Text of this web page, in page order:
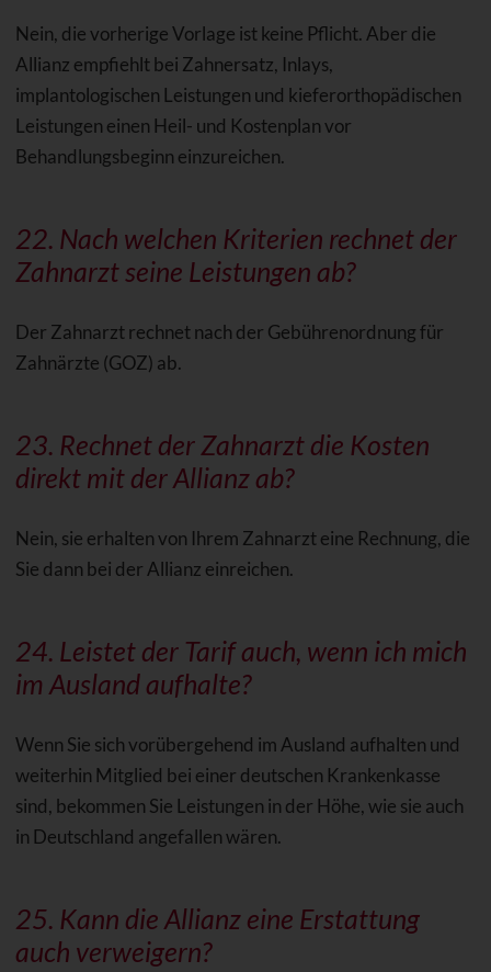
Nein, die vorherige Vorlage ist keine Pflicht. Aber die
Allianz empfiehlt bei Zahnersatz, Inlays,
implantologischen Leistungen und kieferorthopädischen
Leistungen einen Heil- und Kostenplan vor
Behandlungsbeginn einzureichen.
22. Nach welchen Kriterien rechnet der
Zahnarzt seine Leistungen ab?
Der Zahnarzt rechnet nach der Gebührenordnung für
Zahnärzte (GOZ) ab.
23. Rechnet der Zahnarzt die Kosten
direkt mit der Allianz ab?
Nein, sie erhalten von Ihrem Zahnarzt eine Rechnung, die
Sie dann bei der Allianz einreichen.
24. Leistet der Tarif auch, wenn ich mich
im Auslandaufhalte?
Wenn Sie sich vorübergehend im Ausland aufhalten und
weiterhin Mitglied bei einer deutschen Krankenkasse
sind, bekommen Sie Leistungen in der Höhe, wie sie auch
in Deutschland angefallen wären.
25. Kann die Allianz eine Erstattung
auch verweigern?